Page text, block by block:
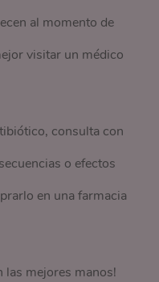
al momento de
visitar un médico
consulta con
o efectos
en una farmacia
las mejores manos!